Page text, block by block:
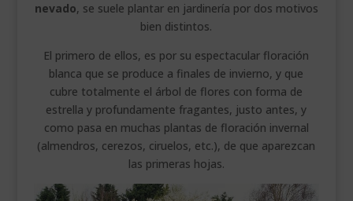
nevado, se suele plantar en jardinería por dos motivos
bien distintos.
El primero de ellos, es por su espectacular floración
blanca que se produce a finales de invierno, y que
cubre totalmente el árbol de flores con forma de
estrella y profundamente fragantes, justo antes, y
como pasa en muchas plantas de floración invernal
(almendros, cerezos, ciruelos, etc.), de que aparezcan
las primeras hojas.